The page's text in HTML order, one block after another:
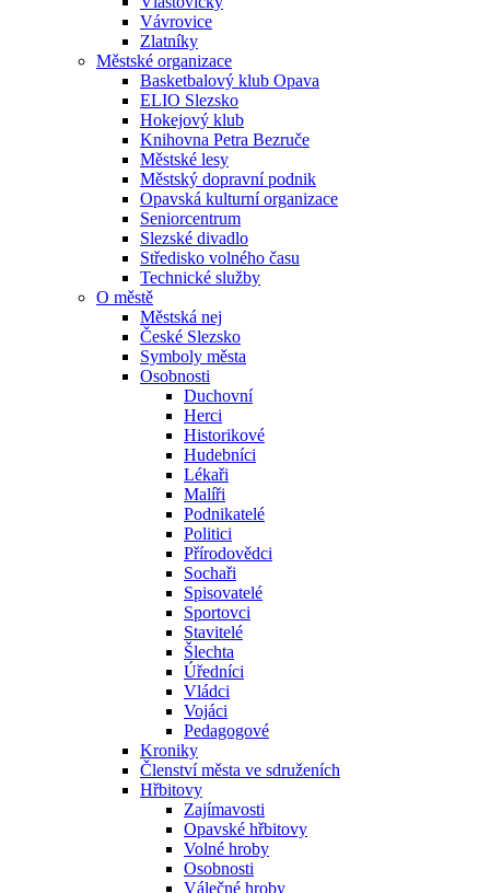
Vávrovice
Zlatníky
Městské organizace
Basketbalový klub Opava
ELIO Slezsko
Hokejový klub
Knihovna Petra Bezruče
Městské lesy
Městský dopravní podnik
Opavská kulturní organizace
Seniorcentrum
Slezské divadlo
Středisko volného času
Technické služby
O městě
Městská nej
České Slezsko
Symboly města
Osobnosti
Duchovní
Herci
Historikové
Hudebníci
Lékaři
Malíři
Podnikatelé
Politici
Přírodovědci
Sochaři
Spisovatelé
Sportovci
Stavitelé
Šlechta
Úředníci
Vládci
Vojáci
Pedagogové
Kroniky
Členství města ve sdruženích
Hřbitovy
Zajímavosti
Opavské hřbitovy
Volné hroby
Osobnosti
Válečné hroby